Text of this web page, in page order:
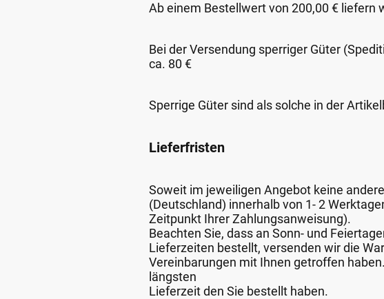
Ab einem Bestellwert von 200,00 € liefern
Bei der Versendung sperriger Güter
ca. 80 €
Sperrige Güter sind als solche in der
Lieferfristen
Soweit im jeweiligen Angebot keine
(Deutschland) innerhalb von 1- 2
Zeitpunkt Ihrer Zahlungsanweisung).
Beachten Sie, dass an Sonn- und
Lieferzeiten bestellt, versenden wir die
Vereinbarungen mit Ihnen getroffen
längsten
Lieferzeit den Sie bestellt haben.